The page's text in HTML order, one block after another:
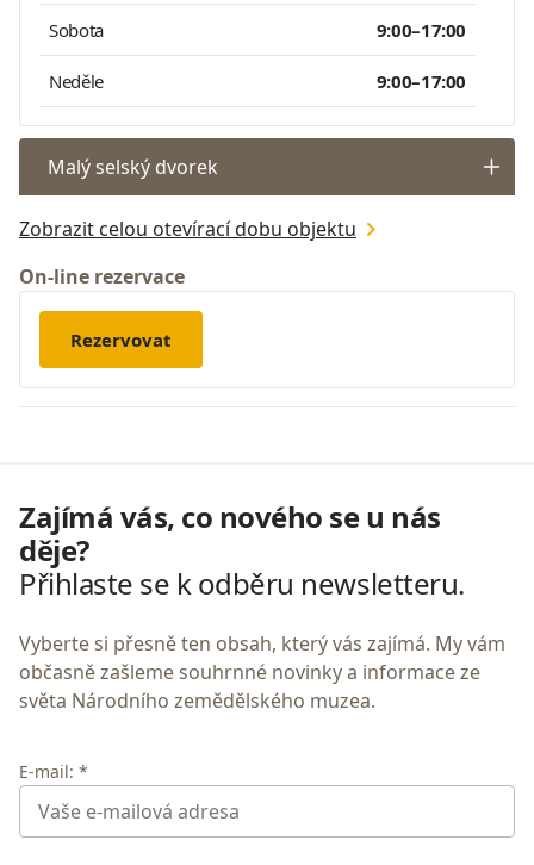
Sobota 9:00–17:00
Neděle 9:00–17:00
Malý selský dvorek
Zobrazit celou otevírací dobu objektu
On-line rezervace
Rezervovat
Zajímá vás, co nového se u nás
děje?
Přihlaste se k odběru newsletteru.
Vyberte si přesně ten obsah, který vás zajímá. My vám
občasně zašleme souhrnné novinky a informace ze
světa Národního zemědělského muzea.
E-mail: *